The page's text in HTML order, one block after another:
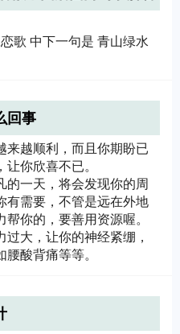
歌 中下一句是 青山绿水
回事
来越顺利，而且你期盼已
你欣喜不已。
的一天，将会发现你的周
有需要，不管是远在外地
你的，要善用资源喔。
大，让你的神经紧绷，
酸背痛等等。